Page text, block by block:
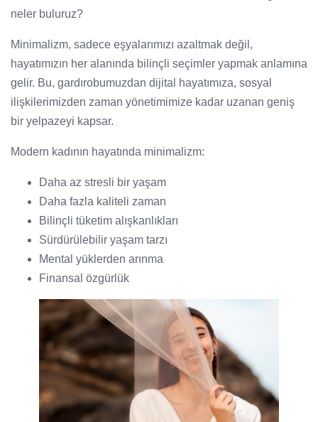
neler buluruz?
Minimalizm, sadece eşyalarımızı azaltmak değil,
hayatımızın her alanında bilinçli seçimler yapmak anlamına
gelir. Bu, gardırobumuzdan dijital hayatımıza, sosyal
ilişkilerimizden zaman yönetimimize kadar uzanan geniş
bir yelpazeyi kapsar.
Modern kadının hayatında minimalizm:
Daha az stresli bir yaşam
Daha fazla kaliteli zaman
Bilinçli tüketim alışkanlıkları
Sürdürülebilir yaşam tarzı
Mental yüklerden arınma
Finansal özgürlük